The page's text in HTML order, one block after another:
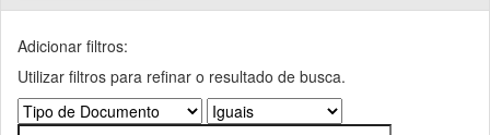
Adicionar filtros:
Utilizar filtros para refinar o resultado de busca.